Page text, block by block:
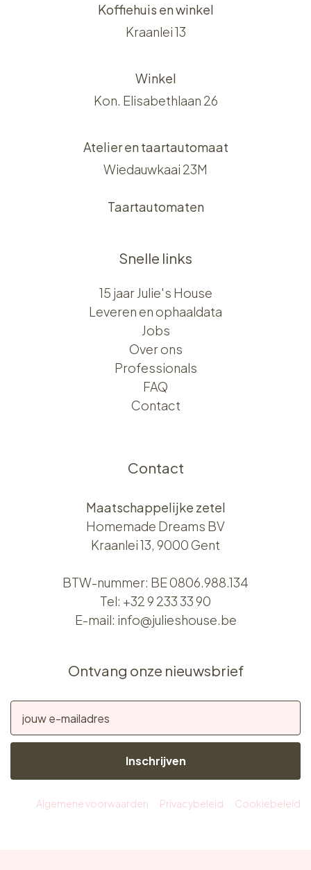
Koffiehuis en winkel
Kraanlei 13
Winkel
Kon. Elisabethlaan 26
Atelier en taartautomaat
Wiedauwkaai 23M
Taartautomaten
Snelle links
15 jaar Julie's House
Leveren en ophaaldata
Jobs
Over ons​​
Professionals
FAQ
Contact
Contact
Maatschappelijke zetel
Homemade Dreams BV
Kraanlei 13, 9000 Gent
BTW-nummer: BE 0806.988.134
Tel: +32 9 233 33 90
E-mail: info@julieshouse.be
Ontvang onze nieuwsbrief
Inschrijven
Algemene voorwaarden Privacybeleid Cookiebeleid